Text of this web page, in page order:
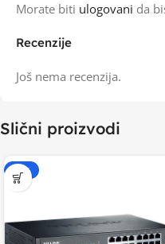
Recenzije
Još nema recenzija.
Morate biti ulogovani da
Slični proizvodi
-15%